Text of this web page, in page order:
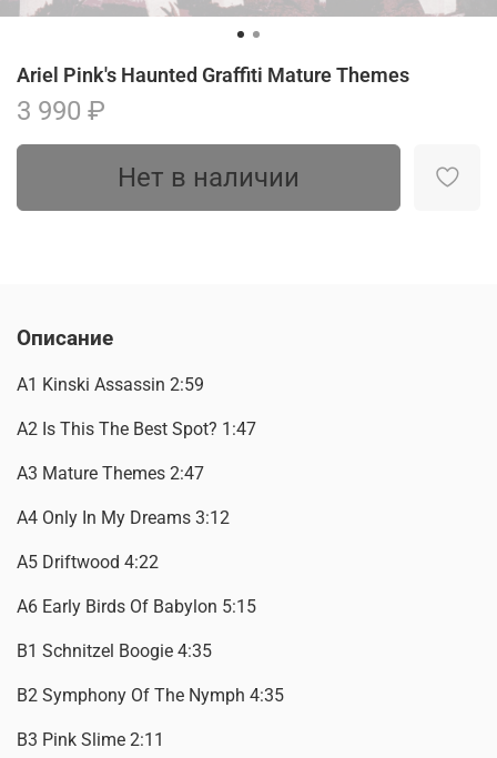
Ariel Pink's Haunted Graffiti Mature Themes
3 990 ₽
Нет в наличии
Описание
A1 Kinski Assassin 2:59
A2 Is This The Best Spot? 1:47
A3 Mature Themes 2:47
A4 Only In My Dreams 3:12
A5 Driftwood 4:22
A6 Early Birds Of Babylon 5:15
B1 Schnitzel Boogie 4:35
B2 Symphony Of The Nymph 4:35
B3 Pink Slime 2:11